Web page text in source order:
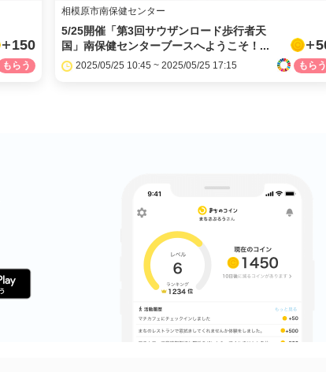
150
相模原市南保健センター
5/25開催「第3回サウザンロード歩行者天
国」南保健センターブースへようこそ！...
2025/05/25 10:45 ~ 2025/05/25 17:15